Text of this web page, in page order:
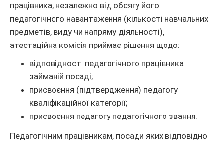
працівника, незалежно від обсягу його
педагогічного навантаження (кількості навчальних
предметів, виду чи напряму діяльності),
атестаційна комісія приймає рішення щодо:
відповідності педагогічного працівника
займаній посаді;
присвоєння (підтвердження) педагогу
кваліфікаційної категорії;
присвоєння педагогу педагогічного звання.
Педагогічним працівникам, посади яких відповідно